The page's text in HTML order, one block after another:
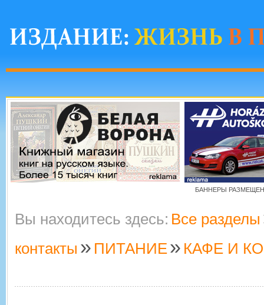
БАННЕРЫ РАЗМЕЩЕНЫ
Вы находитесь здесь: Все разделы
контакты » ПИТАНИЕ» КАФЕ И